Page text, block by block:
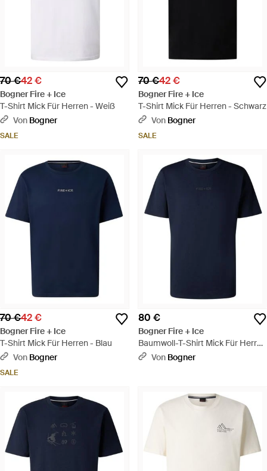
70 €42 €
Bogner Fire + Ice
T-Shirt Mick Für Herren - Weiß
Von Bogner
SALE
70 €42 €
Bogner Fire + Ice
T-Shirt Mick Für Herren - Schwarz
Von Bogner
SALE
70 €42 €
Bogner Fire + Ice
T-Shirt Mick Für Herren - Blau
Von Bogner
SALE
80 €
Bogner Fire + Ice
Baumwoll-T-Shirt Mick Für Herren
- Blau
Von Bogner